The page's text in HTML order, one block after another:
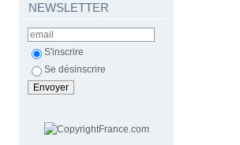
NEWSLETTER
S'inscrire
Se désinscrire